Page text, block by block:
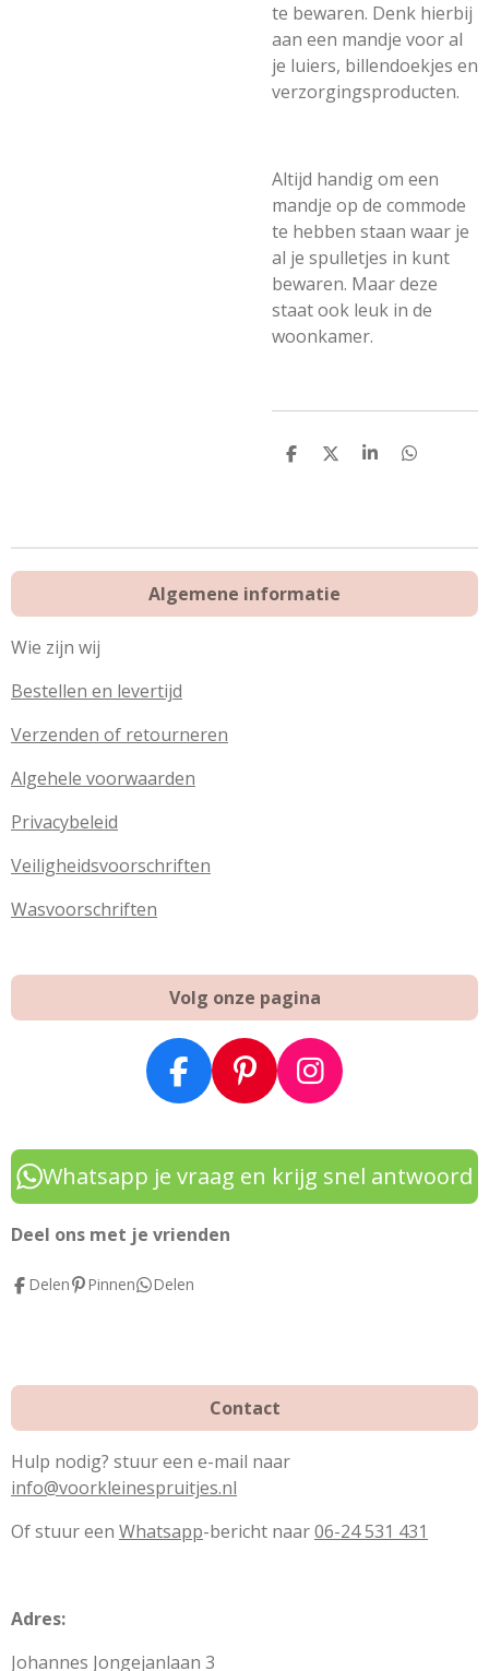
te bewaren. Denk hierbij
aan een mandje voor al
je luiers, billendoekjes en
verzorgingsproducten.
Altijd handig om een
mandje op de commode
te hebben staan waar je
al je spulletjes in kunt
bewaren. Maar deze
staat ook leuk in de
woonkamer.
D
D
S
D
Algemene informatie
Wie zijn wij
Bestellen en levertijd
Verzenden of retourneren
Algehele voorwaarden
Privacybeleid
Veiligheidsvoorschriften
Wasvoorschriften
Volg onze pagina
F
a
c
e
b
o
k
P
i
n
t
e
I
n
s
t
a
Whatsapp je vraag en krijg snel antwoord
Deel ons met je vrienden
Delen Pinnen Delen
Contact
Hulp nodig? stuur een e-mail naar
info@voorkleinespruitjes.nl
Of stuur een Whatsapp-bericht naar06-24 531 431
Adres:
Johannes Jongejanlaan 3